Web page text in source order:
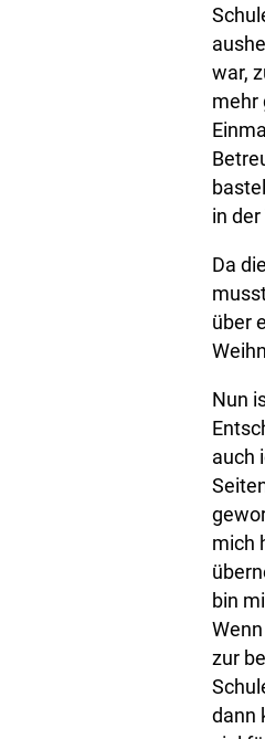
war,
mehr
in
Da
über
Nun
auch
mich
bin
zur
dann